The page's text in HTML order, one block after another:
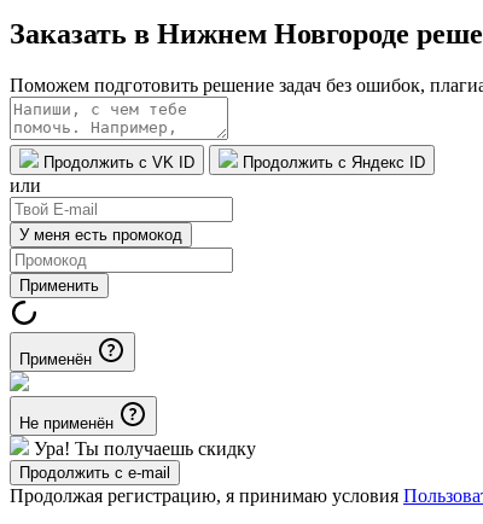
Заказать в Нижнем Новгороде
Поможем подготовить решение задач без ошибок,
Продолжить с VK ID Продолжить с Яндекс ID
или
У меня есть промокод
Применить
Применён
Не применён
Ура! Ты получаешь скидку
Продолжить с e-mail
Продолжая регистрацию, я принимаю условия